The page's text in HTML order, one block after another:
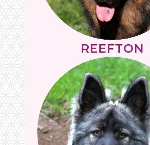
REEFTON